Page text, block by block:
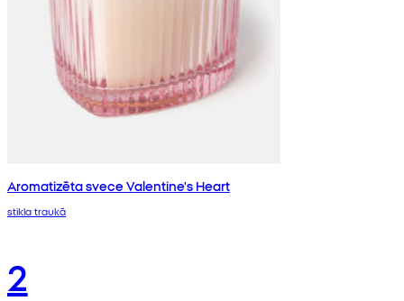
Aromatizēta svece Valentine's Heart
stikla traukā
2